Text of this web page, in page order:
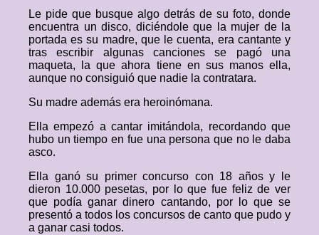
Le pide que busque algo detrás de su foto, donde
encuentra un disco, diciéndole que la mujer de la
portada es su madre, que le cuenta, era cantante y
tras escribir algunas canciones se pagó una
maqueta, la que ahora tiene en sus manos ella,
aunque no consiguió que nadie la contratara.
Su madre además era heroinómana.
Ella empezó a cantar imitándola, recordando que
hubo un tiempo en fue una persona que no le daba
asco.
Ella ganó su primer concurso con 18 años y le
dieron 10.000 pesetas, por lo que fue feliz de ver
que podía ganar dinero cantando, por lo que se
presentó a todos los concursos de canto que pudo y
a ganar casi todos.